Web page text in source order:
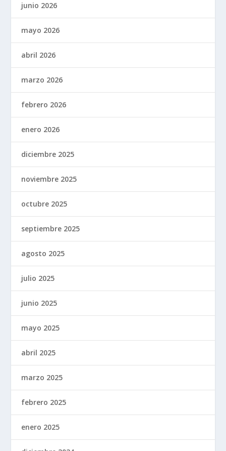
junio 2026
mayo 2026
abril 2026
marzo 2026
febrero 2026
enero 2026
diciembre 2025
noviembre 2025
octubre 2025
septiembre 2025
agosto 2025
julio 2025
junio 2025
mayo 2025
abril 2025
marzo 2025
febrero 2025
enero 2025